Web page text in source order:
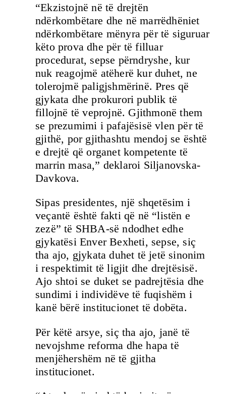
“Ekzistojnë në të drejtën
ndërkombëtare dhe në marrëdhëniet
ndërkombëtare mënyra për të siguruar
këto prova dhe për të filluar
procedurat, sepse përndryshe, kur
nuk reagojmë atëherë kur duhet, ne
tolerojmë paligjshmërinë. Pres që
gjykata dhe prokurori publik të
fillojnë të veprojnë. Gjithmonë them
se prezumimi i pafajësisë vlen për të
gjithë, por gjithashtu mendoj se është
e drejtë që organet kompetente të
marrin masa,” deklaroi Siljanovska-
Davkova.
Sipas presidentes, një shqetësim i
veçantë është fakti që në “listën e
zezë” të SHBA-së ndodhet edhe
gjykatësi Enver Bexheti, sepse, siç
tha ajo, gjykata duhet të jetë sinonim
i respektimit të ligjit dhe drejtësisë.
Ajo shtoi se duket se padrejtësia dhe
sundimi i individëve të fuqishëm i
kanë bërë institucionet të dobëta.
Për këtë arsye, siç tha ajo, janë të
nevojshme reforma dhe hapa të
menjëhershëm në të gjitha
institucionet.